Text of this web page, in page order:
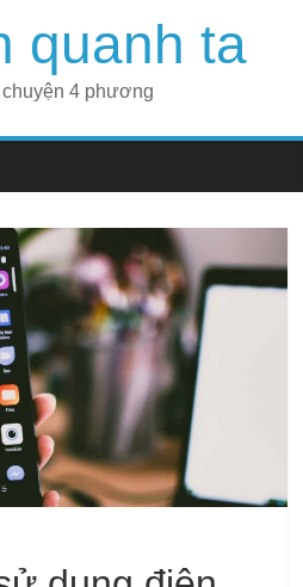
quanh ta
4 phương